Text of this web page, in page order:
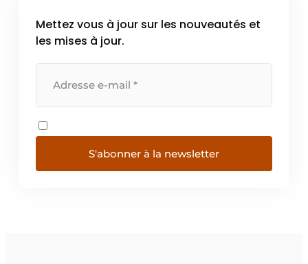
Mettez vous à jour sur les nouveautés et
les mises à jour.
S'abonner à la newsletter